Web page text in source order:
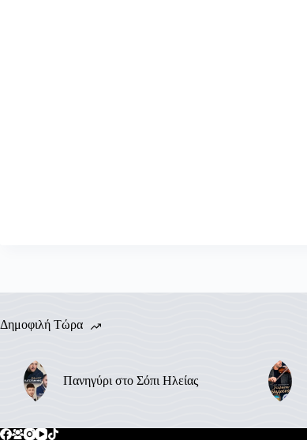
Δημοφιλή Τώρα
Πανηγύρι στο Σόπι Ηλείας